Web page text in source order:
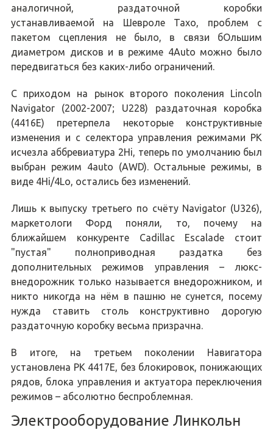
аналогичной, раздаточной коробки
устанавливаемой на Шевроле Тахо, проблем с
пакетом сцепления не было, в связи бОльшим
диаметром дисков и в режиме 4Auto можно было
передвигаться без каких-либо ограничений.
С приходом на рынок второго поколения Lincoln
Navigator (2002-2007; U228) раздаточная коробка
(4416E) претерпела некоторые конструктивные
изменения и с селектора управления режимами РК
исчезла аббревиатура 2Hi, теперь по умолчанию был
выбран режим 4auto (AWD). Остальные режимы, в
виде 4Hi/4Lo, остались без изменений.
Лишь к выпуску третьего по счёту Navigator (U326),
маркетологи Форд поняли, то, почему на
ближайшем конкуренте Cadillac Escalade стоит
"пустая" полноприводная раздатка без
дополнительных режимов управления – люкс-
внедорожник только называется внедорожником, и
никто никогда на нём в пашню не сунется, посему
нужда ставить столь конструктивно дорогую
раздаточную коробку весьма призрачна.
В итоге, на третьем поколении Навигатора
установлена РК 4417E, без блокировок, понижающих
рядов, блока управления и актуатора переключения
режимов – абсолютно беспроблемная.
Электрооборудование Линкольн